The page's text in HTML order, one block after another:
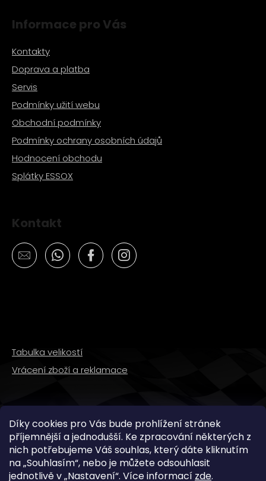
Díky cookies pro Vás bude prohlížení stránek
příjemnější a jednodušší. Ke zpracování některých z
nich potřebujeme Váš souhlas, který dáte kliknutím
na „Souhlasím“, nebo je můžete odsouhlasit
jednotlivě v „Nastavení“. Více informací zde.
Informace pro Vás
Kontakty
Doprava a platba
Servis
Podmínky užití webu
Obchodní podmínky
Podmínky ochrany osobních údajů
Hodnocení obchodu
Splátky ESSOX
Kontakt
Tabulka velikostí
Vrácení zboží a reklamace
SLEDUJTE NÁS